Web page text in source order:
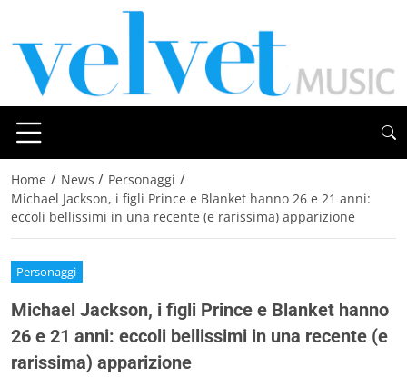
Home / News / Personaggi /
Michael Jackson, i figli Prince e Blanket hanno 26 e 21 anni:
eccoli bellissimi in una recente (e rarissima) apparizione
Personaggi
Michael Jackson, i figli Prince e Blanket hanno
26 e 21 anni: eccoli bellissimi in una recente (e
rarissima) apparizione